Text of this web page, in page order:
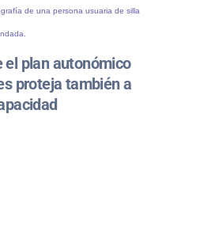
el plan autonómico
proteja también a